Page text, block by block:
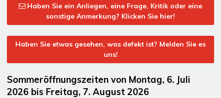
Haben Sie ein Anliegen, eine Frage, Kritik oder eine
sonstige Anmerkung? Klicken Sie hier!
Haben Sie etwas gesehen, was defekt ist? Melden Sie es
uns!
Sommeröffnungszeiten von Montag, 6. Juli
2026 bis Freitag, 7. August 2026